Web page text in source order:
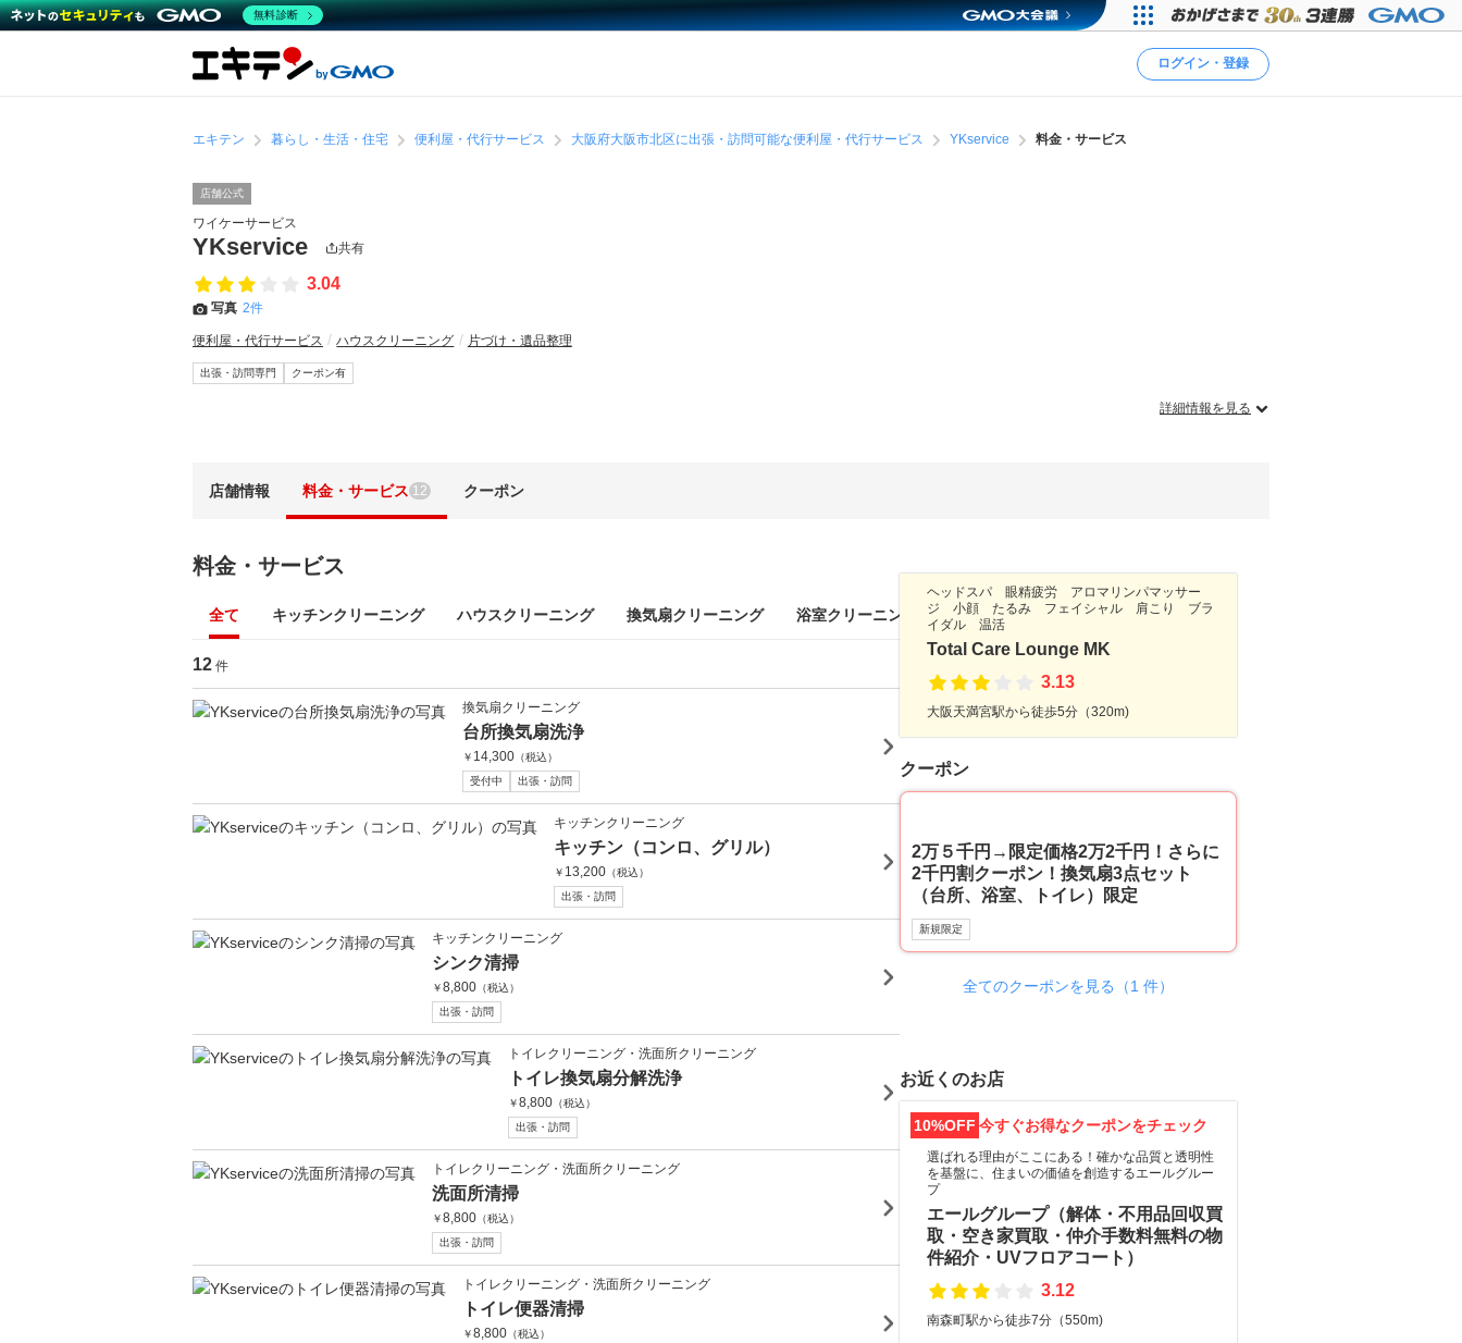
ログイン・登録
エキテン 暮らし・生活・住宅 便利屋・代行サービス 大阪府大阪市北区に出張・訪問可能な便利屋・代行サービス YKservice 料金・サービス
店舗公式
ワイケーサービス
YKservice 共有
3.04
写真 2件
便利屋・代行サービス ハウスクリーニング 片づけ・遺品整理
出張・訪問専門 クーポン有
詳細情報を見る
店舗情報 料金・サービス 12 クーポン
料金・サービス
全て キッチンクリーニング ハウスクリーニング 換気扇クリーニング 浴室クリーニング トイレクリーニング・洗面所クリーニング
12 件
換気扇クリーニング
台所換気扇洗浄
￥ 14,300 （税込）
受付中
出張・訪問
キッチンクリーニング
キッチン（コンロ、グリル）
￥ 13,200 （税込）
出張・訪問
キッチンクリーニング
シンク清掃
￥8,800 （税込）
出張・訪問
トイレクリーニング・洗面所クリーニング
トイレ換気扇分解洗浄
￥8,800 （税込）
出張・訪問
トイレクリーニング・洗面所クリーニング
洗面所清掃
￥8,800 （税込）
出張・訪問
トイレクリーニング・洗面所クリーニング
トイレ便器清掃
￥8,800 （税込）
ヘッドスパ 眼精疲労 アロマリンパマッサー
ジ 小顔 たるみ フェイシャル 肩こり ブラ
イダル 温活
Total Care Lounge MK
3.13
大阪天満宮駅から徒歩5分（320m)
クーポン
2万５千円→限定価格2万2千円！さらに
2千円割クーポン！換気扇3点セット
（台所、浴室、トイレ）限定
新規限定
全てのクーポンを見る（1 件）
お近くのお店
10%OFF 今すぐお得なクーポンをチェック
選ばれる理由がここにある！確かな品質と透明性
を基盤に、住まいの価値を創造するエールグルー
プ
エールグループ（解体・不用品回収買
取・空き家買取・仲介手数料無料の物
件紹介・UVフロアコート）
3.12
南森町駅から徒歩7分（550m)
無料診断